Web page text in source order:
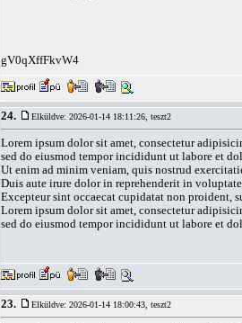
gV0qXffFkvW4
24. Elküldve: 2026-01-14 18:11:26, teszt2
Lorem ipsum dolor sit amet, consectetur
sed do eiusmod tempor incididunt ut labore et
Ut enim ad minim veniam, quis nostrud
Duis aute irure dolor in reprehenderit in
Excepteur sint occaecat cupidatat non proident,
Lorem ipsum dolor sit amet, consectetur
sed do eiusmod tempor incididunt ut labore et
23. Elküldve: 2026-01-14 18:00:43, teszt2